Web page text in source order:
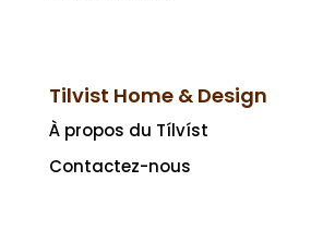
Tilvist Home & Design
À propos du Tílvíst
Contactez-nous